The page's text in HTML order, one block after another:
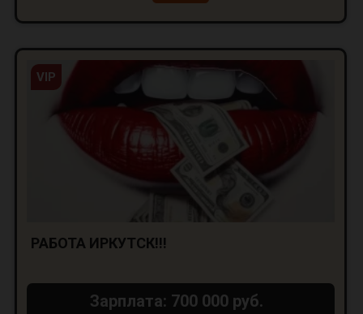
VIP
РАБОТА ИРКУТСК!!!
Зарплата: 700 000 руб.